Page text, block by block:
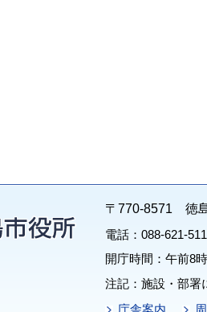
〒770-8571 徳
電話：088-621-
開庁時間：午前8
注記：施設・部署
庁舎案内